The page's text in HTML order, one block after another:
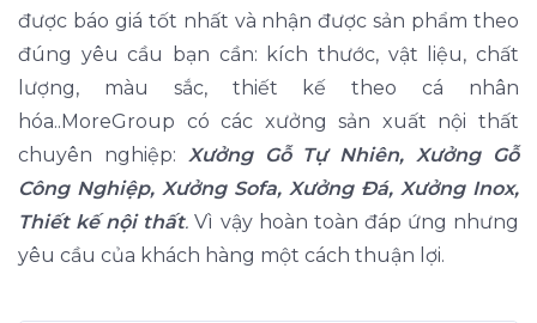
được báo giá tốt nhất và nhận được sản phẩm theo
đúng yêu cầu bạn cần: kích thước, vật liệu, chất
lượng, màu sắc, thiết kế theo cá nhân
hóa..MoreGroup có các xưởng sản xuất nội thất
chuyên nghiệp: Xưởng Gỗ Tự Nhiên, Xưởng Gỗ
Công Nghiệp, Xưởng Sofa, Xưởng Đá, Xưởng Inox,
Thiết kế nội thất. Vì vậy hoàn toàn đáp ứng nhưng
yêu cầu của khách hàng một cách thuận lợi.